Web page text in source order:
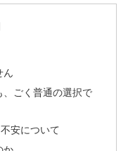
ん
ごく普通の選択で
安について